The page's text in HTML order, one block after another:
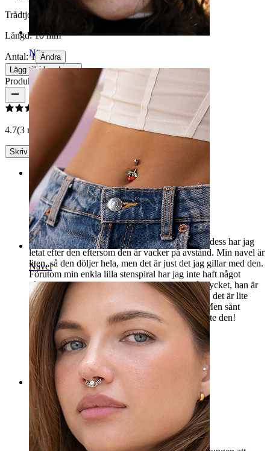
Näsa
Navel
Trådtjocklek: 1,6 mm
Längd:10 mm
Antal: 1 Ändra
Lägg till i kundvagn
Produktrecensioner
4.7(3 recensioner)
Skriv en recension
Rating
Vacker
Jag såg en sådan på någon på våren, och sedan dess har jag
letat efter den eftersom den är vacker på avstånd. Min navel är
liten, så den döljer hela, men det är just det jag gillar med den.
Förutom min enkla lilla stenspiral har jag inte haft något
sådant tidigare. Min pojkvän gillar den också mycket, han är
helt förälskad i den. En gång fastnade min tröja, det är lite
obekvämt i skolan när jag inte kan justera det. Men sånt
händer väldigt sällan. Jag ångrar inte att jag köpte den!
Tina, 15 Verifierat köp
AI-översatt Visa original
Rating
Vacker